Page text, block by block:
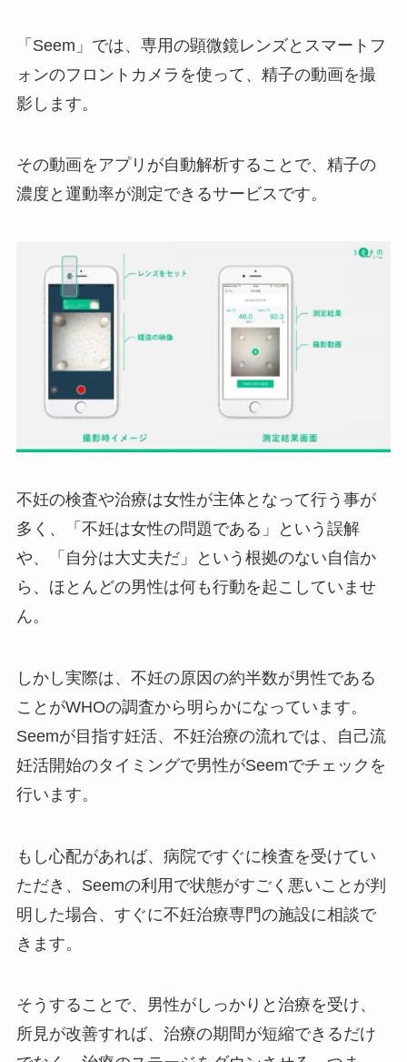
「Seem」では、専用の顕微鏡レンズとスマートフ
ォンのフロントカメラを使って、精子の動画を撮
影します。
その動画をアプリが自動解析することで、精子の
濃度と運動率が測定できるサービスです。
不妊の検査や治療は女性が主体となって行う事が
多く、「不妊は女性の問題である」という誤解
や、「自分は大丈夫だ」という根拠のない自信か
ら、ほとんどの男性は何も行動を起こしていませ
ん。
しかし実際は、不妊の原因の約半数が男性である
ことがWHOの調査から明らかになっています。
Seemが目指す妊活、不妊治療の流れでは、自己流
妊活開始のタイミングで男性がSeemでチェックを
行います。
もし心配があれば、病院ですぐに検査を受けてい
ただき、Seemの利用で状態がすごく悪いことが判
明した場合、すぐに不妊治療専門の施設に相談で
きます。
そうすることで、男性がしっかりと治療を受け、
所見が改善すれば、治療の期間が短縮できるだけ